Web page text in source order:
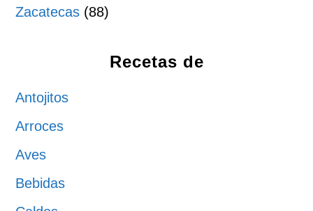
Zacatecas (88)
Recetas de
Antojitos
Arroces
Aves
Bebidas